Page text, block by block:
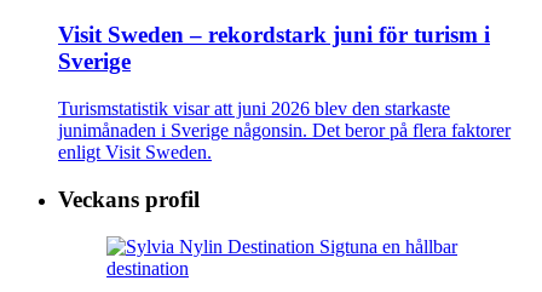
Visit Sweden – rekordstark juni för turism i
Sverige
Turismstatistik visar att juni 2026 blev den starkaste
junimånaden i Sverige någonsin. Det beror på flera faktorer
enligt Visit Sweden.
Veckans profil